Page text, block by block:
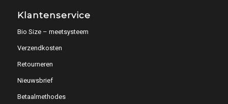
Klantenservice
Bio Size – meetsysteem
Verzendkosten
Retourneren
Nieuwsbrief
Betaalmethodes